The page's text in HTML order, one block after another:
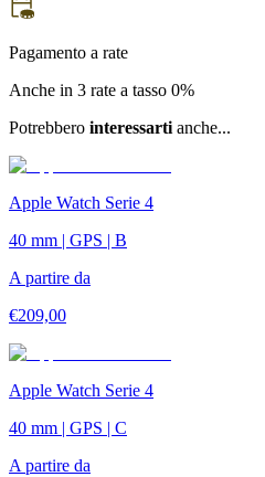
Pagamento a rate
Anche in 3 rate a tasso 0%
Potrebbero interessarti anche...
Apple Watch Serie 4
40 mm | GPS | B
A partire da
€209,00
Apple Watch Serie 4
40 mm | GPS | C
A partire da